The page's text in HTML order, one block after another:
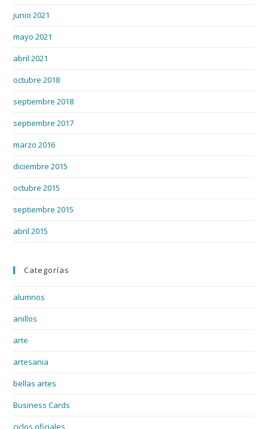
junio 2021
mayo 2021
abril 2021
octubre 2018
septiembre 2018
septiembre 2017
marzo 2016
diciembre 2015
octubre 2015
septiembre 2015
abril 2015
Categorías
alumnos
anillos
arte
artesania
bellas artes
Business Cards
ciclos oficiales